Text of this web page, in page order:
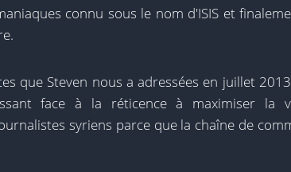
connu sous le nom d'ISIS et
que Steven nous a adressées en juillet
face à la réticence à maximiser la
syriens parce que la chaîne de